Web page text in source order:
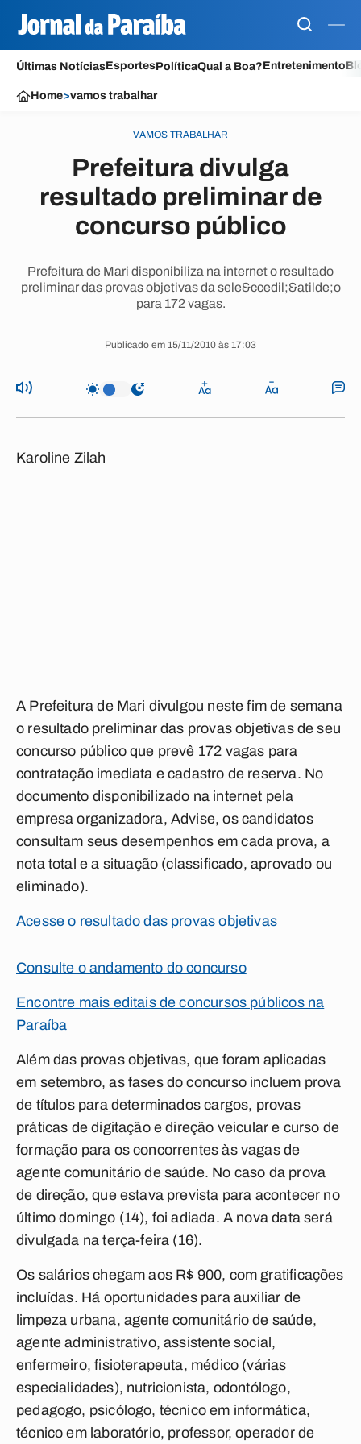
Últimas NotíciasEsportesPolíticaQual a Boa?Entretenimento
Home>vamos trabalhar
VAMOS TRABALHAR
Prefeitura divulga
resultado preliminar de
concurso público
Prefeitura de Mari disponibiliza na internet o resultado
preliminar das provas objetivas da sele&ccedil;&atilde;o
para 172 vagas.
Publicado em 15/11/2010 às 17:03
Karoline Zilah
A Prefeitura de Mari divulgou neste fim de semana
o resultado preliminar das provas objetivas de seu
concurso público que prevê 172 vagas para
contratação imediata e cadastro de reserva. No
documento disponibilizado na internet pela
empresa organizadora, Advise, os candidatos
consultam seus desempenhos em cada prova, a
nota total e a situação (classificado, aprovado ou
eliminado).
Acesse o resultado das provas objetivas
Consulte o andamento do concurso
Encontre mais editais de concursos públicos na
Paraíba
Além das provas objetivas, que foram aplicadas
em setembro, as fases do concurso incluem prova
de títulos para determinados cargos, provas
práticas de digitação e direção veicular e curso de
formação para os concorrentes às vagas de
agente comunitário de saúde. No caso da prova
de direção, que estava prevista para acontecer no
último domingo (14), foi adiada. A nova data será
divulgada na terça-feira (16).
Os salários chegam aos R$ 900, com gratificações
incluídas. Há oportunidades para auxiliar de
limpeza urbana, agente comunitário de saúde,
agente administrativo, assistente social,
enfermeiro, fisioterapeuta, médico (várias
especialidades), nutricionista, odontólogo,
pedagogo, psicólogo, técnico em informática,
técnico em laboratório, professor, operador de